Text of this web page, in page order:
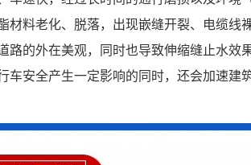
材料老化、脱落，出现嵌缝开裂、电缆线
路的外在美观，同时也导致伸缩缝止水效
车安全产生一定影响的同时，还会加速建